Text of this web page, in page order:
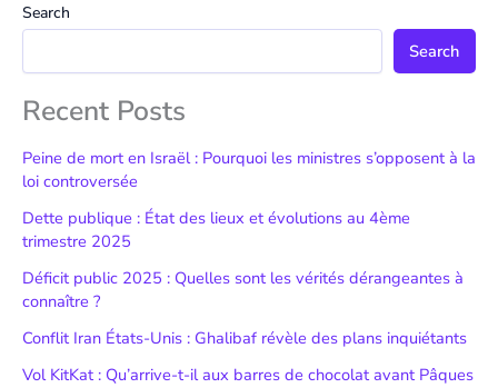
Search
Search
Recent Posts
Peine de mort en Israël : Pourquoi les ministres s’opposent à la
loi controversée
Dette publique : État des lieux et évolutions au 4ème
trimestre 2025
Déficit public 2025 : Quelles sont les vérités dérangeantes à
connaître ?
Conflit Iran États-Unis : Ghalibaf révèle des plans inquiétants
Vol KitKat : Qu’arrive-t-il aux barres de chocolat avant Pâques